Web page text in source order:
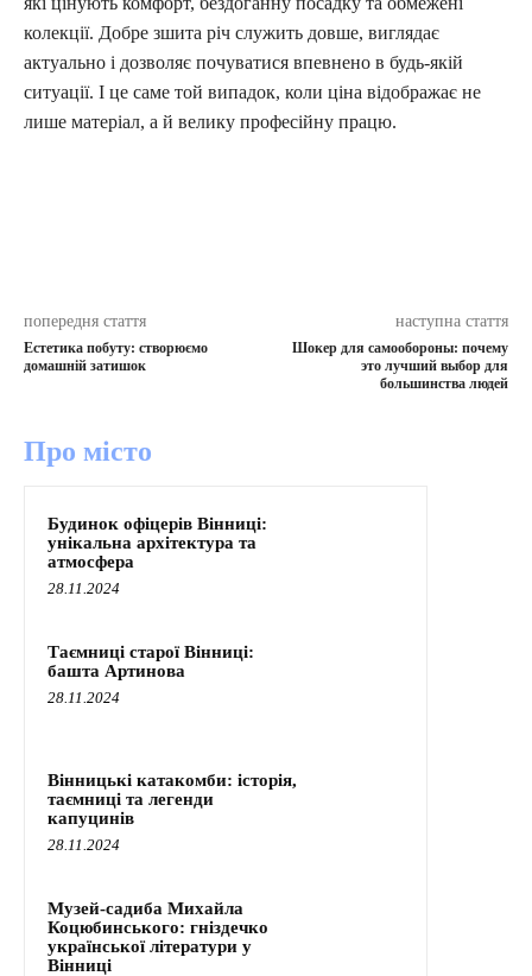
колекції. Добре зшита річ служить довше, виглядає
актуально і дозволяє почуватися впевнено в будь-якій
ситуації. І це саме той випадок, коли ціна відображає не
лише матеріал, а й велику професійну працю.
попередня стаття
Естетика побуту: створюємо
домашній затишок
наступна стаття
Шокер для самообороны: почему
это лучший выбор для
большинства людей
Про місто
Будинок офіцерів Вінниці:
унікальна архітектура та
атмосфера
28.11.2024
Таємниці старої Вінниці:
башта Артинова
28.11.2024
Вінницькі катакомби: історія,
таємниці та легенди
капуцинів
28.11.2024
Музей-садиба Михайла
Коцюбинського: гніздечко
української літератури у
Вінниці